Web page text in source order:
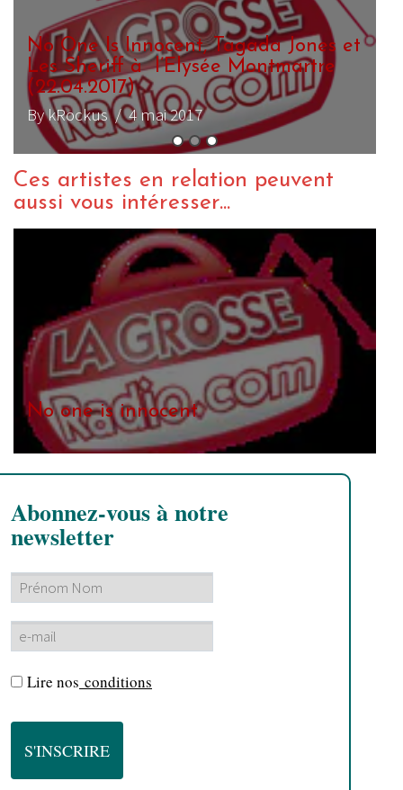
Ces artistes en relation peuvent
aussi vous intéresser...
No one is innocent
Abonnez-vous à notre
newsletter
Lire nos conditions